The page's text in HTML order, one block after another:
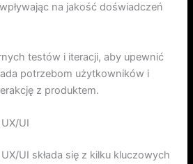
na jakość doświadczeń
testów i iteracji, aby upewnić
potrzebom użytkowników i
z produktem.
UI
UI składa się z kilku kluczowych